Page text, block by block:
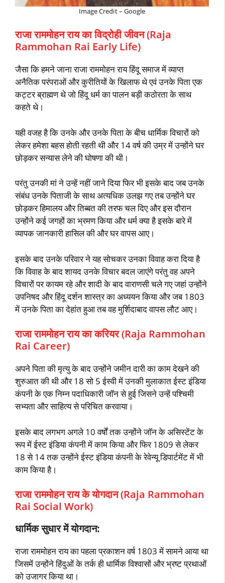
Image Credit – Google
राजा राममोहन राय का विद्रोही जीवन (Raja
Rammohan Rai Early Life)
जैसा कि हमने जाना राजा राममोहन राय हिंदू समाज में व्याप्त
अनैतिक परंपराओं और कुरीतियों के खिलाफ थे एवं उनके पिता एक
कट्टर ब्राह्मण थे जो हिंदू धर्म का पालन बड़ी कठोरता के साथ
कहते थे।
यही वजह है कि उनके और उनके पिता के बीच धार्मिक विचारों को
लेकर हमेशा बहस होती रहती थी और 14 वर्ष की उम्र में उन्होंने घर
छोड़कर सन्यास लेने की घोषणा की थी।
परंतु उनकी मां ने उन्हें नहीं जाने दिया फिर भी इसके बाद जब उनके
संबंध उनके पिताजी के साथ अत्यधिक उलझ गए तब उन्होंने घर
छोड़कर हिमालय और तिब्बत की तरफ चल दिए और इस दौरान
उन्होंने कई जगहों का भ्रमण किया और धर्म क्या है इसके बारे में
व्यापक जानकारी हासिल की और घर वापस आए।
इसके बाद उनके परिवार ने यह सोचकर उनका विवाह करा दिया है
कि विवाह के बाद शायद उनके विचार बदल जाएंगे परंतु वह अपने
विचारों पर कायम रहे और शादी के बाद वाराणसी चले गए जहां उन्होंने
उपनिषद और हिंदू दर्शन शास्त्र का अध्ययन किया और जब 1803
में उनके पिता का देहांत हुआ तब वह मुर्शिदाबाद वापस लौट आए।
राजा राममोहन राय का करियर (Raja Rammohan
Rai Career)
अपने पिता की मृत्यु के बाद उन्होंने जमीन दारी का काम देखने की
शुरुआत की थी और 18 सो 5 ईस्वी में उनकी मुलाकात ईस्ट इंडिया
कंपनी के एक निम्न पदाधिकारी जॉन से हुई जिसने उन्हें पश्चिमी
सभ्यता और साहित्य से परिचित करवाया।
इसके बाद लगभग अगले 10 वर्षों तक उन्होंने जॉन के असिस्टेंट के
रूप में ईस्ट इंडिया कंपनी में काम किया और फिर 1809 से लेकर
18 से 14 तक उन्होंने ईस्ट इंडिया कंपनी के रेवेन्यू डिपार्टमेंट में भी
काम किया है।
राजा राममोहन राय के योगदान (Raja Rammohan
Rai Social Work)
धार्मिक सुधार में योगदान:
राजा राममोहन राय का पहला प्रकाशन वर्ष 1803 में सामने आया था
जिसमें उन्होंने हिंदुओं के तर्क ही धार्मिक विश्वासों और भ्रष्ट प्रथाओं
को उजागर किया था।